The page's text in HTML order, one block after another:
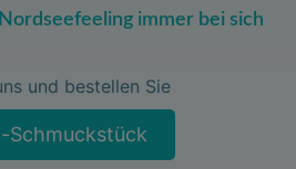
immer bei sich
und bestellen Sie
Schmuckstück